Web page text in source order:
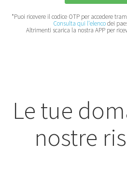
*Puoi ricevere il codice OTP per accedere
Consulta qui l'elencodei
Altrimenti scarica la nostra APP per
Le tue
nostre